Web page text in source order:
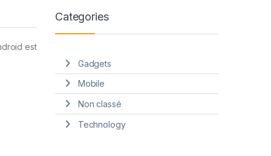
est
Categories
Gadgets
Mobile
Non classé
Technology